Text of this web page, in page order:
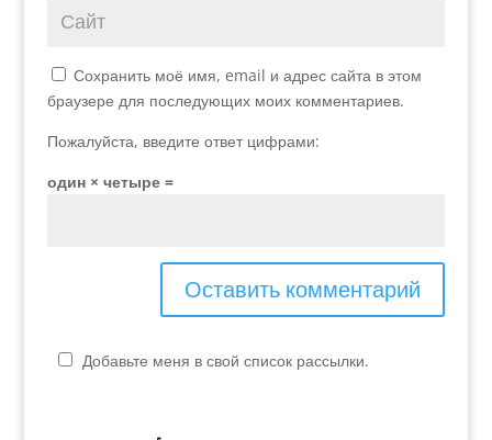
Сохранить моё имя, email и адрес сайта в этом
браузере для последующих моих комментариев.
Пожалуйста, введите ответ цифрами:
один × четыре =
Добавьте меня в свой список рассылки.